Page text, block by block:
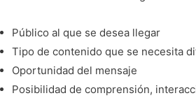
Público al que se desea llegar
Tipo de contenido que se necesita
Oportunidad del mensaje
Posibilidad de comprensión,